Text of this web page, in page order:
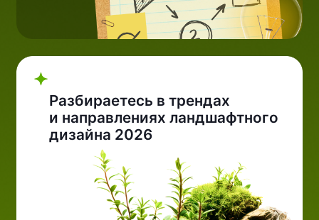
первые деньги в сфере
ландшафта уже после курса